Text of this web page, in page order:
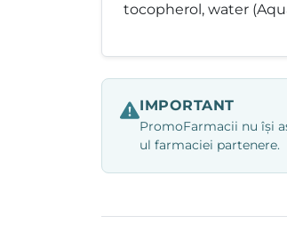
tocopherol, water
IMPORTANT
PromoFarmacii nu își
ul farmaciei partenere.